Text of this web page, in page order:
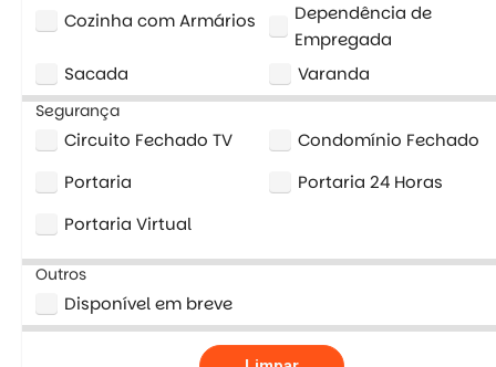
Cozinha com Armários
Dependência de
Empregada
Sacada
Varanda
Segurança
Circuito Fechado TV
Condomínio Fechado
Portaria
Portaria 24 Horas
Portaria Virtual
Outros
Disponível em breve